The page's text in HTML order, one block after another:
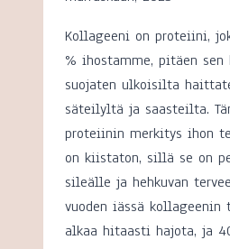
Kollageeni on proteiini,
% ihostamme, pitäen
suojaten ulkoisilta
säteilyltä ja saasteilta.
proteiinin merkitys ihon
on kiistaton, sillä se on
sileälle ja hehkuvan
vuoden iässä
alkaa hitaasti hajota, ja